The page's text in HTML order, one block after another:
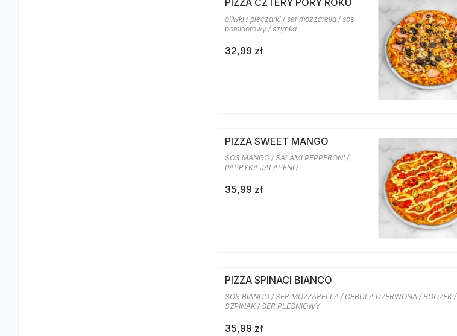
PIZZA CZTERY PORY ROKU
oliwki / pieczarki / ser mozzarella / sos
pomidorowy / szynka
32,99 zł
PIZZA SWEET MANGO
SOS MANGO / SALAMI PEPPERONI /
PAPRYKA JALAPENO
35,99 zł
PIZZA SPINACI BIANCO
SOS BIANCO / SER MOZZARELLA / CEBULA CZERWONA / BOCZEK /
SZPINAK / SER PLEŚNIOWY
35,99 zł